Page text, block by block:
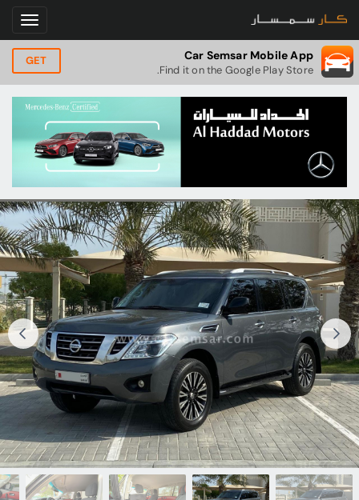
Car Semsar Mobile App
Find it on the Google Play Store.
GET